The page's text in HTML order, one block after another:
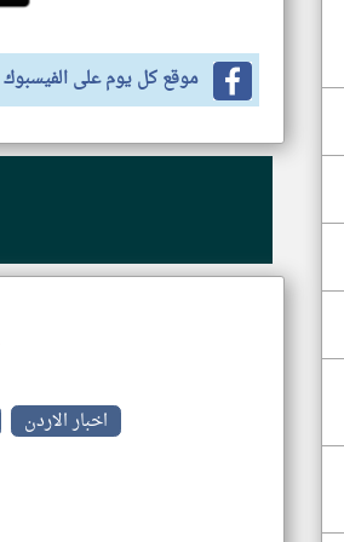
موقع كل يوم على الفيسبوك
اخبار الاردن